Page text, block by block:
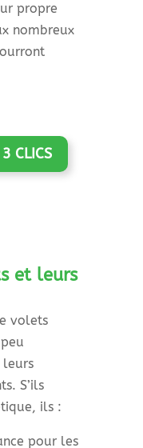
propre
nombreux
CLICS
et leurs
volets
leurs
S’ils
ils :
pour les